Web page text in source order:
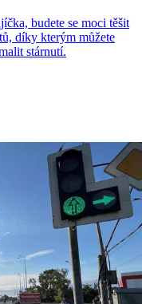
budete se moci těšit
díky kterým můžete
stárnutí.